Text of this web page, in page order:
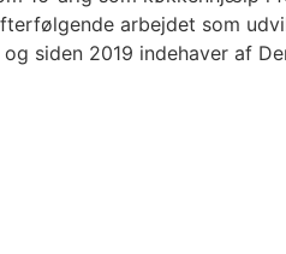
arbejdet som
siden 2019 indehaver af